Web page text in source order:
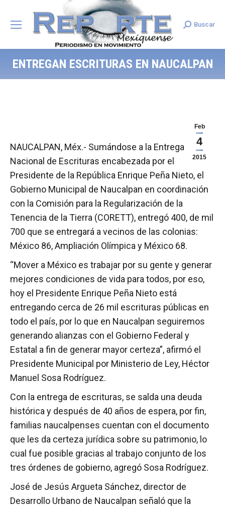
Search:
Buscar
ENTREGAN ESCRITURAS EN NAUCALPAN
Feb
4
2015
NAUCALPAN, Méx.- Sumándose a la Entrega
Nacional de Escrituras encabezada por el
Presidente de la República Enrique Peña Nieto, el
Gobierno Municipal de Naucalpan en coordinación
con la Comisión para la Regularización de la
Tenencia de la Tierra (CORETT), entregó 400, de mil
700 que se entregará a vecinos de las colonias:
México 86, Ampliación Olímpica y México 68.
“Mover a México es trabajar por su gente y generar
mejores condiciones de vida para todos, por eso,
hoy el Presidente Enrique Peña Nieto está
entregando cerca de 26 mil escrituras públicas en
todo el país, por lo que en Naucalpan seguiremos
generando alianzas con el Gobierno Federal y
Estatal a fin de generar mayor certeza”, afirmó el
Presidente Municipal por Ministerio de Ley, Héctor
Manuel Sosa Rodríguez.
Con la entrega de escrituras, se salda una deuda
histórica y después de 40 años de espera, por fin,
familias naucalpenses cuentan con el documento
que les da certeza jurídica sobre su patrimonio, lo
cual fue posible gracias al trabajo conjunto de los
tres órdenes de gobierno, agregó Sosa Rodríguez.
José de Jesús Argueta Sánchez, director de
Desarrollo Urbano de Naucalpan señaló que la